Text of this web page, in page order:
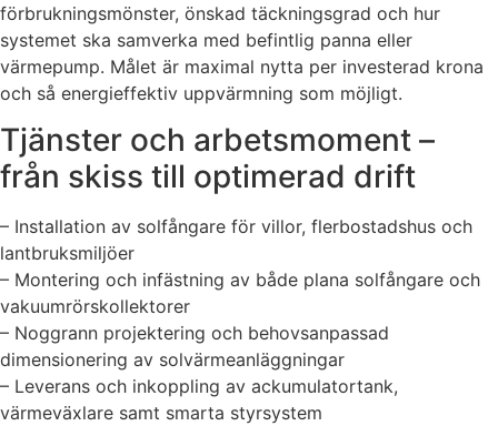
förbrukningsmönster, önskad täckningsgrad och hur
systemet ska samverka med befintlig panna eller
värmepump. Målet är maximal nytta per investerad krona
och så energieffektiv uppvärmning som möjligt.
Tjänster och arbetsmoment –
från skiss till optimerad drift
– Installation av solfångare för villor, flerbostadshus och
lantbruksmiljöer
– Montering och infästning av både plana solfångare och
vakuumrörskollektorer
– Noggrann projektering och behovsanpassad
dimensionering av solvärmeanläggningar
– Leverans och inkoppling av ackumulatortank,
värmeväxlare samt smarta styrsystem